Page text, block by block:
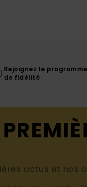
Rejoignez le programme
de fidélité
actus et nos